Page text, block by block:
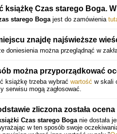
książkę Czas starego Boga.
starego Bogajest do zamówienia
znajdę najświeższe
doniesienia można przeglądnąć w
można przyporządkować
książkę trzeba wybrać wartość w skali
serwisu mogą zagłosować.
zliczona została
Czas starego Boganie dostała
w ten sposób swoje